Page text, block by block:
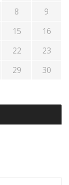
8
9
15
16
22
23
29
30